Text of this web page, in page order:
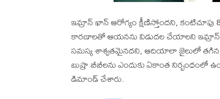
ఇమ్రాన్ ఖాన్ ఆరోగ్యం క్షీణిస్తోందని,
కారణాలతో ఆయనను విడుదల చేయాలని ఇమ్రాన్
సమస్య శాశ్వతమైనదని, ఆదియాలా జైలులో తగిన
బుష్రా బీబీలను ఎందుకు ఏకాంత నిర్బంధంలో
డిమాండ్ చేశారు.